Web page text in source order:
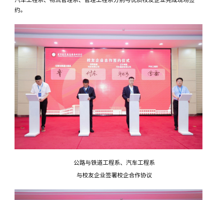
约。
公路与铁道工程系、汽车工程系
与校友企业签署校企合作协议